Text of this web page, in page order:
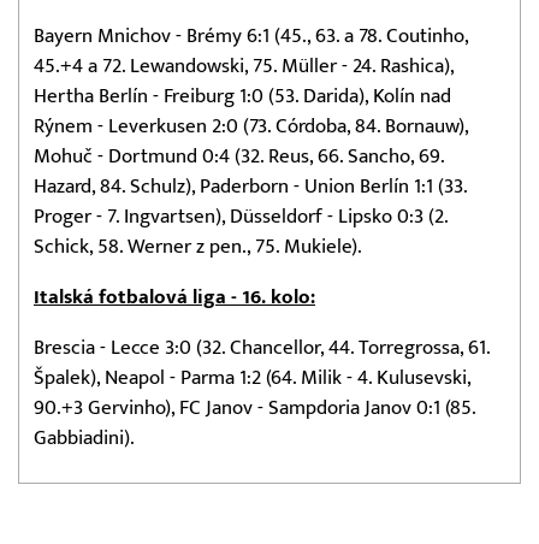
Bayern Mnichov - Brémy 6:1 (45., 63. a 78. Coutinho,
45.+4 a 72. Lewandowski, 75. Müller - 24. Rashica),
Hertha Berlín - Freiburg 1:0 (53. Darida), Kolín nad
Rýnem - Leverkusen 2:0 (73. Córdoba, 84. Bornauw),
Mohuč - Dortmund 0:4 (32. Reus, 66. Sancho, 69.
Hazard, 84. Schulz), Paderborn - Union Berlín 1:1 (33.
Proger - 7. Ingvartsen), Düsseldorf - Lipsko 0:3 (2.
Schick, 58. Werner z pen., 75. Mukiele).
Italská fotbalová liga - 16. kolo:
Brescia - Lecce 3:0 (32. Chancellor, 44. Torregrossa, 61.
Špalek), Neapol - Parma 1:2 (64. Milik - 4. Kulusevski,
90.+3 Gervinho), FC Janov - Sampdoria Janov 0:1 (85.
Gabbiadini).